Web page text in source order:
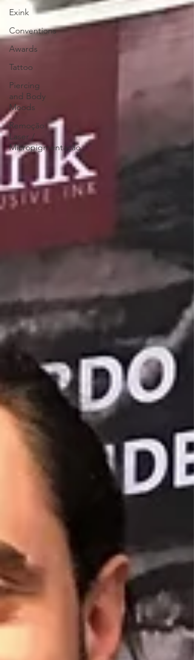
Exink
Conventions
Awards
Tattoo
Piercing
and Body
Moods
Remoção
Laser /
Micropigmentação